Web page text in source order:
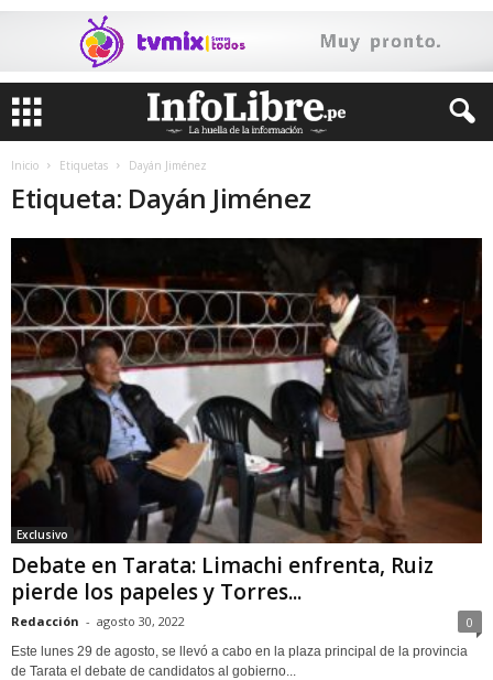
Inicio Etiquetas Dayán Jiménez
Etiqueta: Dayán Jiménez
Exclusivo
Debate en Tarata: Limachi enfrenta, Ruiz
pierde los papeles y Torres...
Redacción - agosto 30, 2022 0
Este lunes 29 de agosto, se llevó a cabo en la plaza principal de la provincia
de Tarata el debate de candidatos al gobierno...